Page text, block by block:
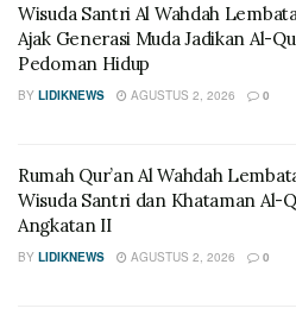
Wisuda Santri Al Wahdah
Ajak Generasi Muda Jadikan Al-
Pedoman Hidup
BY LIDIKNEWS AGUSTUS 2, 2026 0
Rumah Qur’an Al Wahdah
Wisuda Santri dan Khataman Al-
Angkatan II
BY LIDIKNEWS AGUSTUS 2, 2026 0